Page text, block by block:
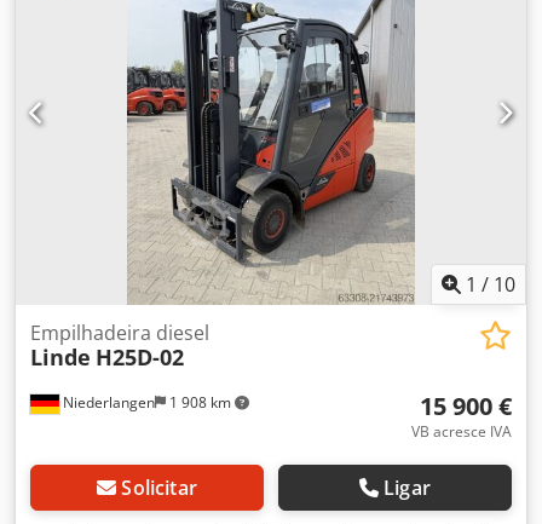
mastro: Duplex Estado: Pronto para uso e totalmente
funcional Estado técnico: bom Pneus dianteiros, tipo:
Superelástico Pneus traseiros, tipo: Superelástico
Deslocador lateral, dispositivo de ajuste de garfos, 3.ª
válvula, 4.ª válvula, farol de trabalho traseiro, farol de
trabalho dianteiro, aquecimento, aprovação STVZO, cabine
completa, ar condicionado, espelho retrovisor interno, luz
de sinalização rotativa, , estofamento de assento em
tecido, porta-documentos, proteção contra poeira, câmara
de nitrogénio, pedal duplo.
1 / 10
Niederlangen 1 908 km
Empilhadeira diesel
Linde H25D-02
15 900 €
VB acresce IVA
Solicitar Ligar